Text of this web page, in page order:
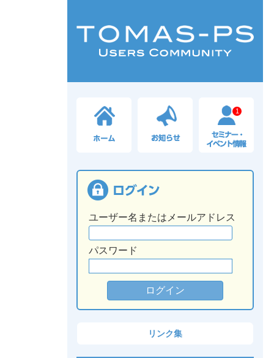
1
ユーザー名またはメールアドレス
パスワード
リンク集